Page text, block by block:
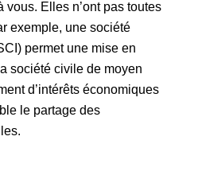
vous. Elles n’ont pas toutes
exemple, une société
permet une mise en
société civile de moyen
d’intérêts économiques
le partage des